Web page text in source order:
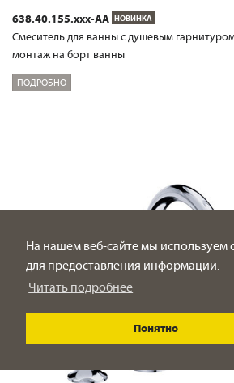
На нашем веб-сайте мы используем
для предоставления информации.
Читать подробнее
Понятно
638.40.155.xxx-AA НОВИНКА
Смеситель для ванны с душевым
монтаж на борт ванны
ПОДРОБНО